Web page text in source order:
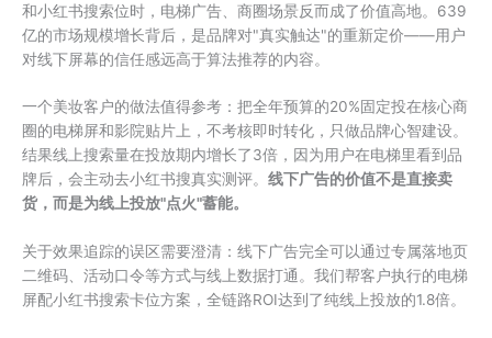
和小红书搜索位时，电梯广告、商圈场景反而成了价值高地。639
亿的市场规模增长背后，是品牌对"真实触达"的重新定价——用户
对线下屏幕的信任感远高于算法推荐的内容。
一个美妆客户的做法值得参考：把全年预算的20%固定投在核心商
圈的电梯屏和影院贴片上，不考核即时转化，只做品牌心智建设。
结果线上搜索量在投放期内增长了3倍，因为用户在电梯里看到品
牌后，会主动去小红书搜真实测评。 线下广告的价值不是直接卖
货，而是为线上投放"点火"蓄能。
关于效果追踪的误区需要澄清：线下广告完全可以通过专属落地页
二维码、活动口令等方式与线上数据打通。我们帮客户执行的电梯
屏配小红书搜索卡位方案，全链路ROI达到了纯线上投放的1.8倍。